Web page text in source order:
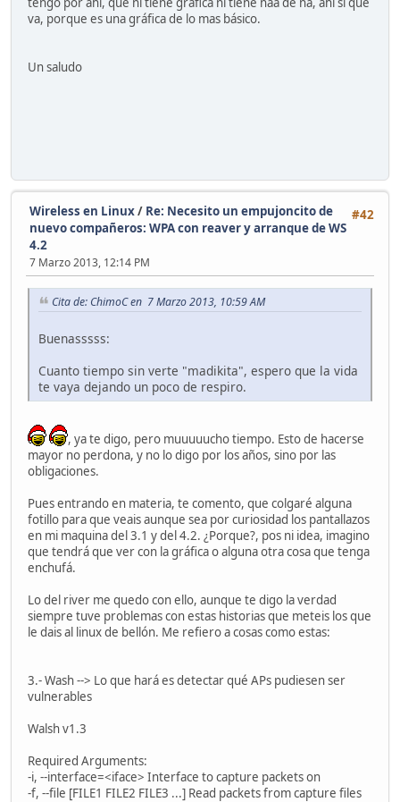
va, porque es una gráfica de lo mas básico.
Un saludo
#42
Wireless en Linux/ Re: Necesito un empujoncito de
nuevo compañeros: WPA con reaver y arranque de WS
4.2
7 Marzo 2013, 12:14 PM
Cita de: ChimoC en 7 Marzo 2013, 10:59 AM
Buenasssss:
Cuanto tiempo sin verte "madikita", espero que la vida
te vaya dejando un poco de respiro.
, ya te digo, pero muuuuucho tiempo. Esto de hacerse
mayor no perdona, y no lo digo por los años, sino por las
obligaciones.
Pues entrando en materia, te comento, que colgaré alguna
fotillo para que veais aunque sea por curiosidad los pantallazos
en mi maquina del 3.1 y del 4.2. ¿Porque?, pos ni idea, imagino
que tendrá que ver con la gráfica o alguna otra cosa que tenga
enchufá.
Lo del river me quedo con ello, aunque te digo la verdad
siempre tuve problemas con estas historias que meteis los que
le dais al linux de bellón. Me refiero a cosas como estas:
3.- Wash --> Lo que hará es detectar qué APs pudiesen ser
vulnerables
Walsh v1.3
Required Arguments:
-i, --interface=<iface> Interface to capture packets on
-f, --file [FILE1 FILE2 FILE3 ...] Read packets from capture files